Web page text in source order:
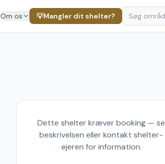
Om os 💡Mangler dit shelter?
Dette shelter kræver booking — se
beskrivelsen eller kontakt shelter-
ejeren for information.